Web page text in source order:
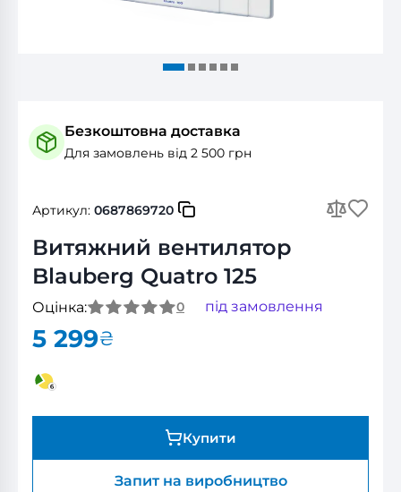
Безкоштовна доставка
Для замовлень від 2 500 грн
Артикул: 0687869720
Витяжний вентилятор
Blauberg Quatro 125
Оцінка: 0 під замовлення
5 299₴
Купити
Запит на виробництво